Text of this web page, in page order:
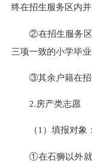
终在招生服务区内
②在招生服务区
三项一致的小学毕业
③其余户籍在招生
2.房产类志愿
（1）填报对象：
①在石狮以外就